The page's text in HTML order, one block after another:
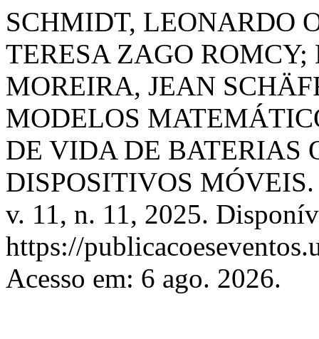
SCHMIDT, LEONARDO
TERESA ZAGO
MOREIRA, JEAN
MODELOS
DE VIDA DE BATERIAS
DISPOSITIVOS
v. 11, n. 11, 2025.
https://
Acesso em: 6 ago. 2026.